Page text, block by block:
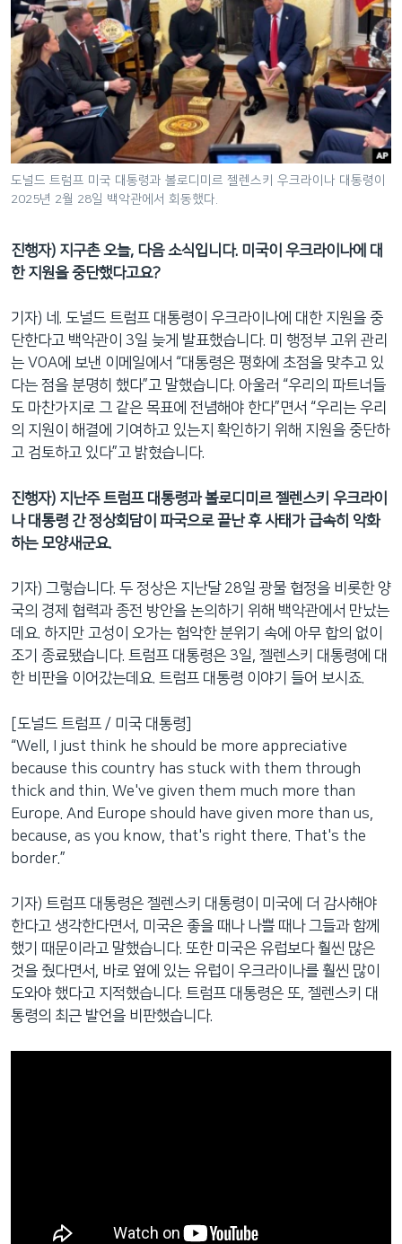
도널드 트럼프 미국 대통령과 볼로디미르 젤렌스키 우크라이나 대통령이
2025년 2월 28일 백악관에서 회동했다.
진행자) 지구촌 오늘, 다음 소식입니다. 미국이 우크라이나에 대
한 지원을 중단했다고요?
기자) 네. 도널드 트럼프 대통령이 우크라이나에 대한 지원을 중
단한다고 백악관이 3일 늦게 발표했습니다. 미 행정부 고위 관리
는 VOA에 보낸 이메일에서 “대통령은 평화에 초점을 맞추고 있
다는 점을 분명히 했다”고 말했습니다. 아울러 “우리의 파트너들
도 마찬가지로 그 같은 목표에 전념해야 한다”면서 “우리는 우리
의 지원이 해결에 기여하고 있는지 확인하기 위해 지원을 중단하
고 검토하고 있다”고 밝혔습니다.
진행자) 지난주 트럼프 대통령과 볼로디미르 젤렌스키 우크라이
나 대통령 간 정상회담이 파국으로 끝난 후 사태가 급속히 악화
하는 모양새군요.
기자) 그렇습니다. 두 정상은 지난달 28일 광물 협정을 비롯한 양
국의 경제 협력과 종전 방안을 논의하기 위해 백악관에서 만났는
데요. 하지만 고성이 오가는 험악한 분위기 속에 아무 합의 없이
조기 종료됐습니다. 트럼프 대통령은 3일, 젤렌스키 대통령에 대
한 비판을 이어갔는데요. 트럼프 대통령 이야기 들어 보시죠.
[도널드 트럼프 / 미국 대통령]
“Well, I just think he should be more appreciative
because this country has stuck with them through
thick and thin. We've given them much more than
Europe. And Europe should have given more than us,
because, as you know, that's right there. That's the
border.”
기자) 트럼프 대통령은 젤렌스키 대통령이 미국에 더 감사해야
한다고 생각한다면서, 미국은 좋을 때나 나쁠 때나 그들과 함께
했기 때문이라고 말했습니다. 또한 미국은 유럽보다 훨씬 많은
것을 줬다면서, 바로 옆에 있는 유럽이 우크라이나를 훨씬 많이
도와야 했다고 지적했습니다. 트럼프 대통령은 또, 젤렌스키 대
통령의 최근 발언을 비판했습니다.